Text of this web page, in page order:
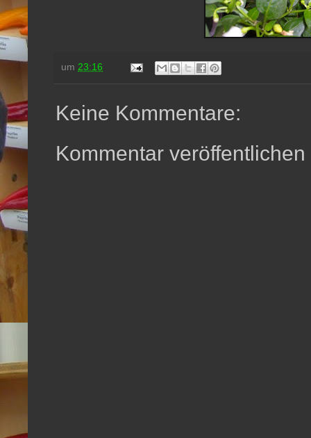
um 23:16
Keine Kommentare:
Kommentar veröffentlichen